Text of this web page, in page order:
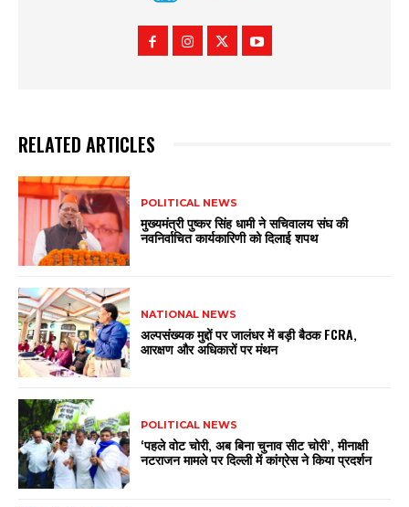
RELATED ARTICLES
POLITICAL NEWS
मुख्यमंत्री पुष्कर सिंह धामी ने सचिवालय संघ की
नवनिर्वाचित कार्यकारिणी को दिलाई शपथ
NATIONAL NEWS
अल्पसंख्यक मुद्दों पर जालंधर में बड़ी बैठक FCRA,
आरक्षण और अधिकारों पर मंथन
POLITICAL NEWS
‘पहले वोट चोरी, अब बिना चुनाव सीट चोरी’, मीनाक्षी
नटराजन मामले पर दिल्ली में कांग्रेस ने किया प्रदर्शन